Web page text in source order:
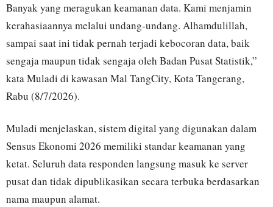
Banyak yang meragukan keamanan data. Kami menjamin
kerahasiaannya melalui undang-undang. Alhamdulillah,
sampai saat ini tidak pernah terjadi kebocoran data, baik
sengaja maupun tidak sengaja oleh Badan Pusat Statistik,”
kata Muladi di kawasan Mal TangCity, Kota Tangerang,
Rabu (8/7/2026).
Muladi menjelaskan, sistem digital yang digunakan dalam
Sensus Ekonomi 2026 memiliki standar keamanan yang
ketat. Seluruh data responden langsung masuk ke server
pusat dan tidak dipublikasikan secara terbuka berdasarkan
nama maupun alamat.